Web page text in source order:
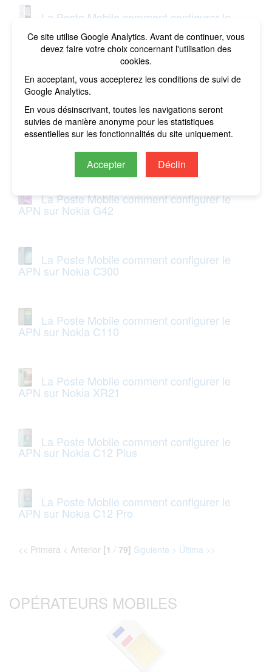
Ce site utilise Google Analytics. Avant de continuer, vous
devez faire votre choix concernant l'utilisation des
cookies.
En acceptant, vous accepterez les conditions de suivi de
Google Analytics.
En vous désinscrivant, toutes les navigations seront
suivies de manière anonyme pour les statistiques
essentielles sur les fonctionnalités du site uniquement.
Accepter Déclin
La Poste Mobile comment configurer le
La Poste Mobile comment configurer le
APN sur Nokia C210
La Poste Mobile comment configurer le
APN sur Nokia G310
La Poste Mobile comment configurer le
APN sur Nokia G42
La Poste Mobile comment configurer le
APN sur Nokia C300
La Poste Mobile comment configurer le
APN sur Nokia C110
La Poste Mobile comment configurer le
APN sur Nokia XR21
La Poste Mobile comment configurer le
APN sur Nokia C12 Plus
La Poste Mobile comment configurer le
APN sur Nokia C12 Pro
<< Primera < Anterior [1 / 79] Siguiente > Última >>
OPÉRATEURS MOBILES